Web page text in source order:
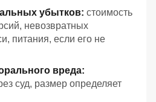
убытков: стоимость
невозвратных
питания, если его не
вреда:
суд, размер определяет